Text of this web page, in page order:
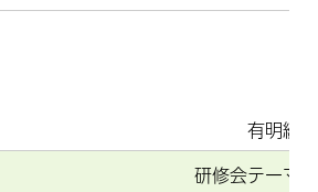
有明緩
研修会テーマ